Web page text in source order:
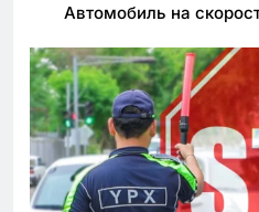
Автомобиль на